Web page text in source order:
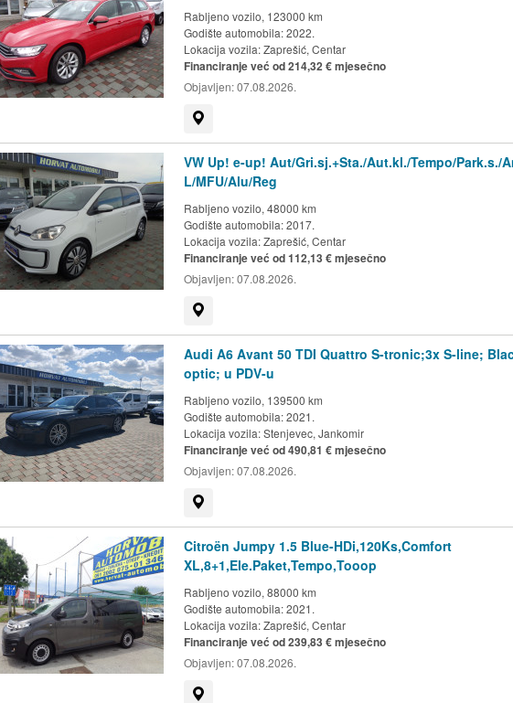
Rabljeno vozilo, 123000 km
Godište automobila: 2022.
Lokacija vozila:Zaprešić, Centar
Financiranje već od 214,32 € mjesečno
Objavljen:07.08.2026.
VW Up! e-up! Aut/Gri.sj.+Sta./Aut.kl./Tempo/Park.s./
L/MFU/Alu/Reg
Rabljeno vozilo, 48000 km
Godište automobila: 2017.
Lokacija vozila:Zaprešić, Centar
Financiranje već od 112,13 € mjesečno
Objavljen:07.08.2026.
Audi A6 Avant 50 TDI Quattro S-tronic;3x S-line;
optic; u PDV-u
Rabljeno vozilo, 139500 km
Godište automobila: 2021.
Lokacija vozila:Stenjevec, Jankomir
Financiranje već od 490,81 € mjesečno
Objavljen:07.08.2026.
Citroën Jumpy 1.5 Blue-HDi,120Ks,Comfort
XL,8+1,Ele.Paket,Tempo,Tooop
Rabljeno vozilo, 88000 km
Godište automobila: 2021.
Lokacija vozila:Zaprešić, Centar
Financiranje već od 239,83 € mjesečno
Objavljen:07.08.2026.